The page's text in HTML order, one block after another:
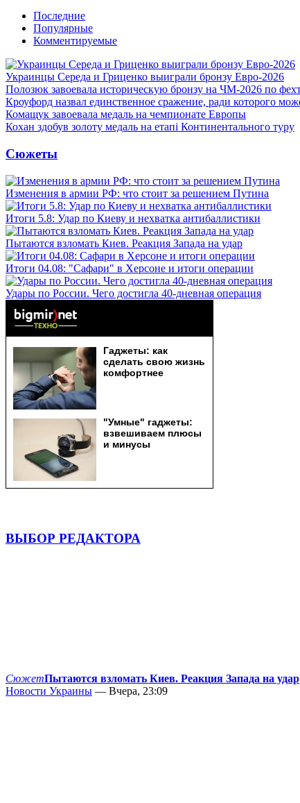
Последние
Популярные
Комментируемые
Украинцы Середа и Гриценко выиграли бронзу Евро-2026
Полозюк завоевала историческую бронзу на ЧМ-2026 по
Кроуфорд назвал единственное сражение, ради которого
Комащук завоевала медаль на чемпионате Европы
Кохан здобув золоту медаль на етапі Континентального туру
Сюжеты
Изменения в армии РФ: что стоит за решением Путина
Итоги 5.8: Удар по Киеву и нехватка антибаллистики
Пытаются взломать Киев. Реакция Запада на удар
Итоги 04.08: "Сафари" в Херсоне и итоги операции
Удары по России. Чего достигла 40-дневная операция
ВЫБОР РЕДАКТОРА
СюжетПытаются взломать Киев. Реакция Запада на удар
Новости Украины — Вчера, 23:09